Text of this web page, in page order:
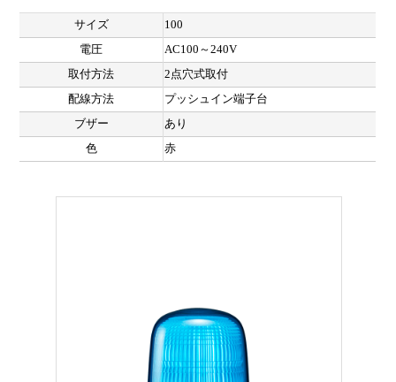
サイズ
100
電圧
AC100～240V
取付方法
2点穴式取付
配線方法
プッシュイン端子台
ブザー
あり
色
赤